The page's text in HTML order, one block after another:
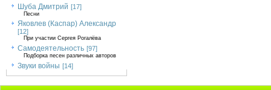
Шуба Дмитрий [17]
Песни
Яковлев (Каспар) Александр
[12]
При участии Сергея Рогалёва
Самодеятельность [97]
Подборка песен различных авторов
Звуки войны [14]